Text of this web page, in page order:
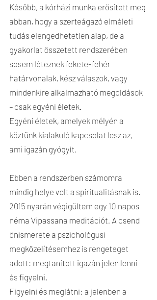
Később, a kórházi munka erősített meg
abban, hogy a szerteágazó elméleti
tudás elengedhetetlen alap, de a
gyakorlat összetett rendszerében
sosem léteznek fekete-fehér
határvonalak, kész válaszok, vagy
mindenkire alkalmazható megoldások
– csak egyéni életek.
Egyéni életek, amelyek mélyén a
köztünk kialakuló kapcsolat lesz az,
ami igazán gyógyít.
Ebben a rendszerben számomra
mindig helye volt a spiritualitásnak is.
2015 nyarán végigültem egy 10 napos
néma Vipassana meditációt. A csend
önismerete a pszichológusi
megközelítésemhez is rengeteget
adott: megtanított igazán jelen lenni
és figyelni.
Figyelni és meglátni: a jelenben a